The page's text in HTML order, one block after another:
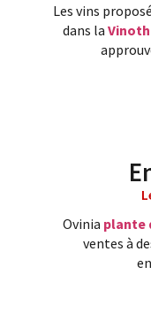
Les vins
dans la
Ovinia plante
ventes à